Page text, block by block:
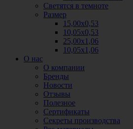
Светятся в темноте
Размер
15,00х0,53
10,05х0,53
25,00х1,06
10,05х1,06
О нас
О компании
Бренды
Новости
Отзывы
Полезное
Сертификаты
Секреты производства